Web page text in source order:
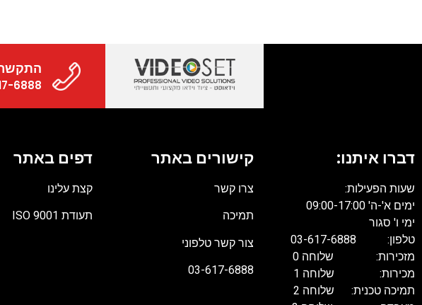
6888
דברו איתנו:
שעות הפעילות:
ימים א'-ה' 09:00-17:00
ימי ו' סגור
טלפון: 03-617-6888
מזכירות: שלוחה 0
מכירות: שלוחה 1
תמיכה טכנית: שלוחה 2
קישורים באתר
צרו קשר
תמיכה
צור קשר טלפוני
03-617-6888
דפים באתר
קצת עלינו
תעודת ISO 9001